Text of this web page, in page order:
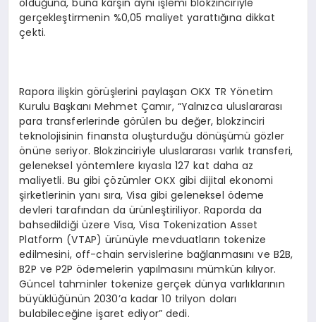
olduğuna, buna karşın aynı işlemi blokzinciriyle
gerçekleştirmenin %0,05 maliyet yarattığına dikkat
çekti.
Rapora ilişkin görüşlerini paylaşan OKX TR Yönetim
Kurulu Başkanı Mehmet Çamır, “Yalnızca uluslararası
para transferlerinde görülen bu değer, blokzinciri
teknolojisinin finansta oluşturduğu dönüşümü gözler
önüne seriyor. Blokzinciriyle uluslararası varlık transferi,
geleneksel yöntemlere kıyasla 127 kat daha az
maliyetli. Bu gibi çözümler OKX gibi dijital ekonomi
şirketlerinin yanı sıra, Visa gibi geleneksel ödeme
devleri tarafından da ürünleştiriliyor. Raporda da
bahsedildiği üzere Visa, Visa Tokenization Asset
Platform (VTAP) ürünüyle mevduatların tokenize
edilmesini, off-chain servislerine bağlanmasını ve B2B,
B2P ve P2P ödemelerin yapılmasını mümkün kılıyor.
Güncel tahminler tokenize gerçek dünya varlıklarının
büyüklüğünün 2030’a kadar 10 trilyon doları
bulabileceğine işaret ediyor” dedi.